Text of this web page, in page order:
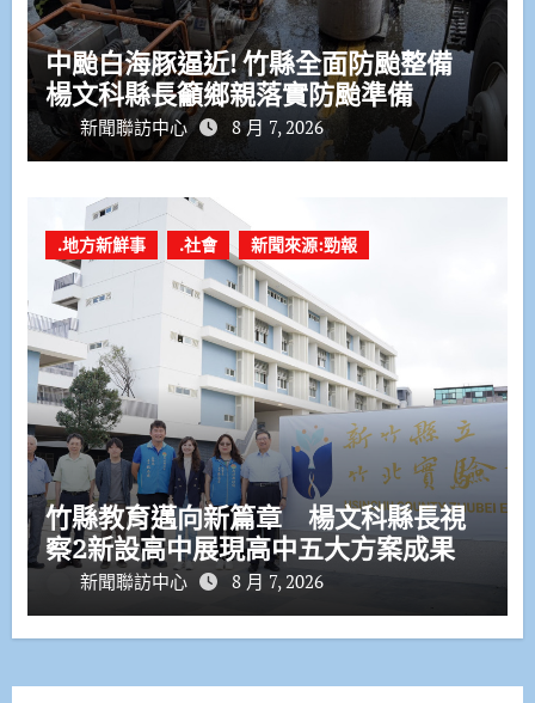
中颱白海豚逼近! 竹縣全面防颱整備
楊文科縣長籲鄉親落實防颱準備
新聞聯訪中心 8 月 7, 2026
.地方新鮮事 .社會 新聞來源:勁報
竹縣教育邁向新篇章 楊文科縣長視
察2新設高中展現高中五大方案成果
新聞聯訪中心 8 月 7, 2026